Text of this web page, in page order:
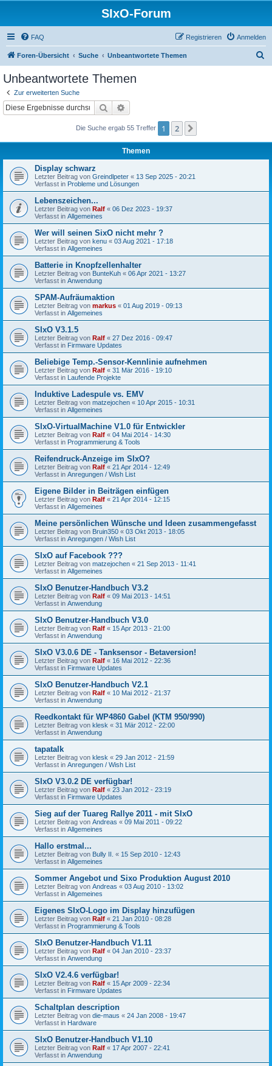
SIxO-Forum
FAQ Anmelden
Registrieren
Foren-Übersicht Suche Unbeantwortete Themen
Unbeantwortete Themen
Zur erweiterten Suche
Suche
Die Suche ergab 55 Treffer 1 2
Themen
Display schwarz
Letzter Beitrag von Greindlpeter « 13 Sep 2025 - 20:21
Verfasst in Probleme und Lösungen
Lebenszeichen...
Letzter Beitrag von Ralf « 06 Dez 2023 - 19:37
Verfasst in Allgemeines
Wer will seinen SixO nicht mehr ?
Letzter Beitrag von kenu « 03 Aug 2021 - 17:18
Verfasst in Allgemeines
Batterie in Knopfzellenhalter
Letzter Beitrag von BunteKuh « 06 Apr 2021 - 13:27
Verfasst in Anwendung
SPAM-Aufräumaktion
Letzter Beitrag von markus « 01 Aug 2019 - 09:13
Verfasst in Allgemeines
SIxO V3.1.5
Letzter Beitrag von Ralf « 27 Dez 2016 - 09:47
Verfasst in Firmware Updates
Beliebige Temp.-Sensor-Kennlinie aufnehmen
Letzter Beitrag von Ralf « 31 Mär 2016 - 19:10
Verfasst in Laufende Projekte
Induktive Ladespule vs. EMV
Letzter Beitrag von matzejochen « 10 Apr 2015 - 10:31
Verfasst in Allgemeines
SIxO-VirtualMachine V1.0 für Entwickler
Letzter Beitrag von Ralf « 04 Mai 2014 - 14:30
Verfasst in Programmierung & Tools
Reifendruck-Anzeige im SIxO?
Letzter Beitrag von Ralf « 21 Apr 2014 - 12:49
Verfasst in Anregungen / Wish List
Eigene Bilder in Beiträgen einfügen
Letzter Beitrag von Ralf « 21 Apr 2014 - 12:15
Verfasst in Allgemeines
Meine persönlichen Wünsche und Ideen zusammengefasst
Letzter Beitrag von Bruin350 « 03 Okt 2013 - 18:05
Verfasst in Anregungen / Wish List
SIxO auf Facebook ???
Letzter Beitrag von matzejochen « 21 Sep 2013 - 11:41
Verfasst in Allgemeines
SIxO Benutzer-Handbuch V3.2
Letzter Beitrag von Ralf « 09 Mai 2013 - 14:51
Verfasst in Anwendung
SIxO Benutzer-Handbuch V3.0
Letzter Beitrag von Ralf « 15 Apr 2013 - 21:00
Verfasst in Anwendung
SIxO V3.0.6 DE - Tanksensor - Betaversion!
Letzter Beitrag von Ralf « 16 Mai 2012 - 22:36
Verfasst in Firmware Updates
SIxO Benutzer-Handbuch V2.1
Letzter Beitrag von Ralf « 10 Mai 2012 - 21:37
Verfasst in Anwendung
Reedkontakt für WP4860 Gabel (KTM 950/990)
Letzter Beitrag von klesk « 31 Mär 2012 - 22:00
Verfasst in Anwendung
tapatalk
Letzter Beitrag von klesk « 29 Jan 2012 - 21:59
Verfasst in Anregungen / Wish List
SIxO V3.0.2 DE verfügbar!
Letzter Beitrag von Ralf « 23 Jan 2012 - 23:19
Verfasst in Firmware Updates
Sieg auf der Tuareg Rallye 2011 - mit SIxO
Letzter Beitrag von Andreas « 09 Mai 2011 - 09:22
Verfasst in Allgemeines
Hallo erstmal...
Letzter Beitrag von Bully II. « 15 Sep 2010 - 12:43
Verfasst in Allgemeines
Sommer Angebot und Sixo Produktion August 2010
Letzter Beitrag von Andreas « 03 Aug 2010 - 13:02
Verfasst in Allgemeines
Eigenes SIxO-Logo im Display hinzufügen
Letzter Beitrag von Ralf « 21 Jan 2010 - 08:28
Verfasst in Programmierung & Tools
SIxO Benutzer-Handbuch V1.11
Letzter Beitrag von Ralf « 04 Jan 2010 - 23:37
Verfasst in Anwendung
SIxO V2.4.6 verfügbar!
Letzter Beitrag von Ralf « 15 Apr 2009 - 22:34
Verfasst in Firmware Updates
Schaltplan description
Letzter Beitrag von die-maus « 24 Jan 2008 - 19:47
Verfasst in Hardware
SIxO Benutzer-Handbuch V1.10
Letzter Beitrag von Ralf « 17 Apr 2007 - 22:41
Verfasst in Anwendung